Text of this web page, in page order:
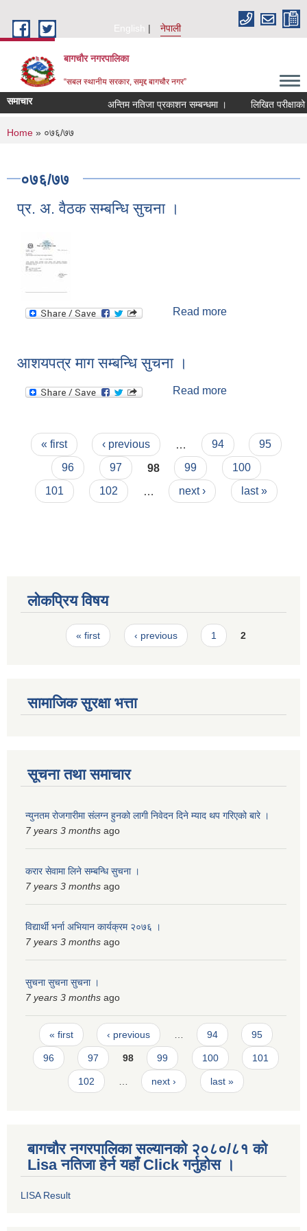
English
नेपाली
बागचौर नगरपालिका
“सबल स्थानीय सरकार, समृद्द बागचौर नगर”
समाचार अन्तिम नतिजा प्रकाशन सम्बन्धमा । लिखित परीक्षाको
You are here
Home » ०७६/७७
०७६/७७
प्र. अ. वैठक सम्बन्धि सुचना ।
Read more
आशयपत्र माग सम्बन्धि सुचना ।
Read more
Pages
« first ‹ previous 94
95
96
97 98 99
100
101
102 next › last »
लोकप्रिय विषय
Pages« first ‹ previous 1 2
सामाजिक सुरक्षा भत्ता
सूचना तथा समाचार
न्युनतम रोजगारीमा संलग्न हुनको लागी निवेदन दिने म्याद थप गरिएको बारे ।
7 years 3 months ago
करार सेवामा लिने सम्बन्धि सुचना ।
7 years 3 months ago
विद्यार्थी भर्ना अभियान कार्यक्रम २०७६ ।
7 years 3 months ago
सुचना सुचना सुचना ।
7 years 3 months ago
Pages
« first ‹ previous … 94 95
96 97 98 99 100 101
102 … next › last »
बागचौर नगरपालिका सल्यानको २०८०/८१ को
Lisa नतिजा हेर्न यहाँ Click गर्नुहोस ।
LISA Result